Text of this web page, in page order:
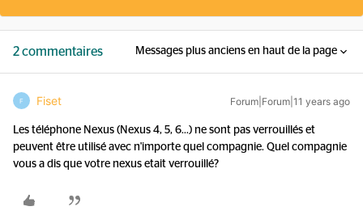
2 commentaires Messages plus anciens en haut de la page
F Fiset Forum|Forum|11 years ago
Les téléphone Nexus (Nexus 4, 5, 6...) ne sont pas verrouillés et
peuvent être utilisé avec n'importe quel compagnie. Quel compagnie
vous a dis que votre nexus etait verrouillé?